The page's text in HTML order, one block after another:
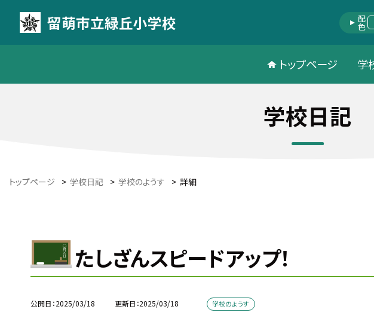
留萌市立緑丘小学校 配色
トップページ 学
学校日記
トップページ > 学校日記 > 学校のようす > 詳細
たしざんスピードアップ！
公開日 2025/03/18 更新日 2025/03/18 学校のようす